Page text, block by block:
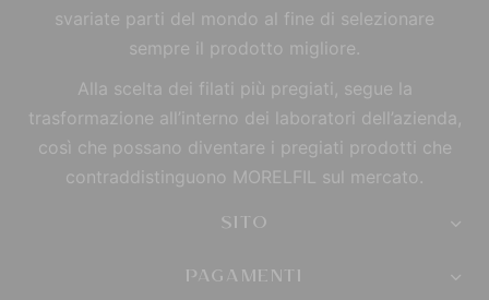
svariate parti del mondo al fine di selezionare
sempre il prodotto migliore.
Alla scelta dei filati più pregiati, segue la
trasformazione all’interno dei laboratori dell’azienda,
così che possano diventare i pregiati prodotti che
contraddistinguono MORELFIL sul mercato.
SITO
PAGAMENTI